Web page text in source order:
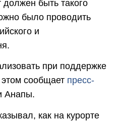
быть такого
было проводить
и
при поддержке
сообщает пресс-
Анапы.
как на курорте